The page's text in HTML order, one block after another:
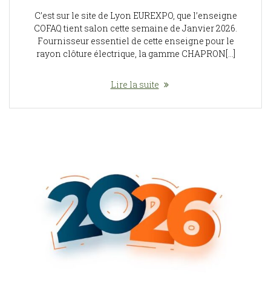
C’est sur le site de Lyon EUREXPO, que l’enseigne
COFAQ tient salon cette semaine de Janvier 2026.
Fournisseur essentiel de cette enseigne pour le
rayon clôture électrique, la gamme CHAPRON[…]
Lire la suite